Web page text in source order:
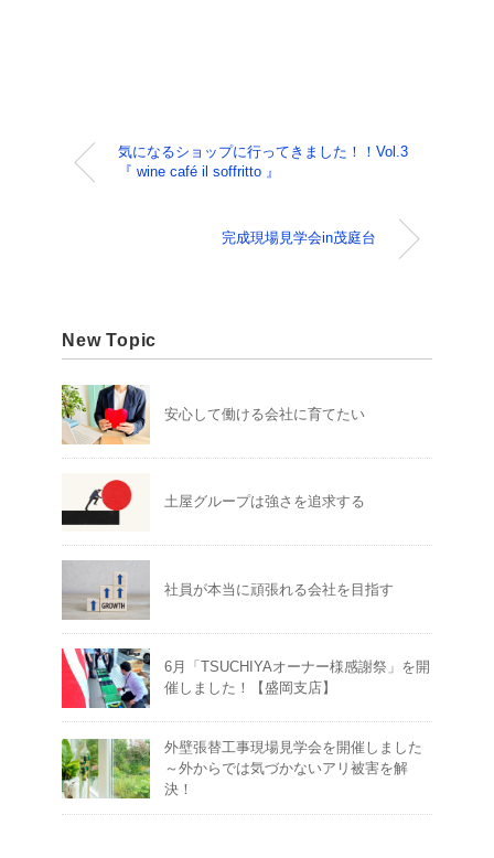
気になるショップに行ってきました！！Vol.3
『 wine café il soffritto 』
完成現場見学会in茂庭台
New Topic
安心して働ける会社に育てたい
土屋グループは強さを追求する
社員が本当に頑張れる会社を目指す
6月「TSUCHIYAオーナー様感謝祭」を開
催しました！【盛岡支店】
外壁張替工事現場見学会を開催しました
～外からでは気づかないアリ被害を解
決！